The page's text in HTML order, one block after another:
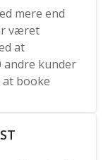
mere end
været
at
andre kunder
booke